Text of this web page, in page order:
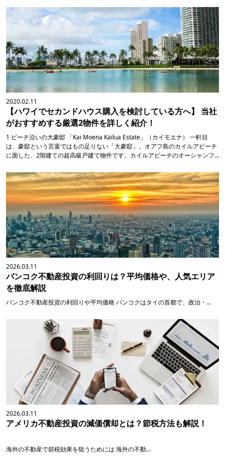
2020.02.11
【ハワイでセカンドハウス購入を検討している方へ】 当社
がおすすめする厳選2物件を詳しく紹介！
1 ビーチ沿いの大豪邸 「Kai Moena Kailua Estate」（カイモエナ） 一軒目
は、豪邸という言葉ではもの足りない「大豪邸」。オアフ島のカイルアビーチ
に面した、2階建ての超高級戸建て物件です。カイルアビーチのオーシャンフ
のロット付き。さらに、テニスコートも併設しています。
2026.03.11
バンコク不動産投資の利回りは？平均価格や、人気エリア
を徹底解説
バンコク不動産投資の利回りや平均価格 バンコクはタイの首都で、政治・...
2026.03.11
アメリカ不動産投資の減価償却とは？節税方法も解説！
海外の不動産で節税効果を狙うためには 海外の不動...